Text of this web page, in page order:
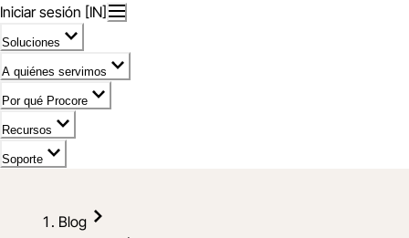
Iniciar sesión [IN]
Soluciones
A quiénes servimos
Por qué Procore
Recursos
Soporte
Blog